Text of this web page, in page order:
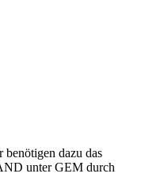
dazu das
unter GEM durch